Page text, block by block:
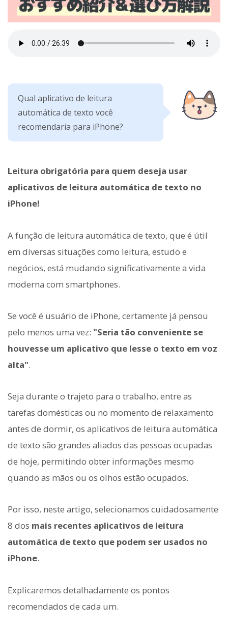
Qual aplicativo de leitura
automática de texto você
recomendaria para iPhone?
Leitura obrigatória para quem deseja usar
aplicativos de leitura automática de texto no
iPhone!
A função de leitura automática de texto, que é útil
em diversas situações como leitura, estudo e
negócios, está mudando significativamente a vida
moderna com smartphones.
Se você é usuário de iPhone, certamente já pensou
pelo menos uma vez: "Seria tão conveniente se
houvesse um aplicativo que lesse o texto em voz
alta".
Seja durante o trajeto para o trabalho, entre as
tarefas domésticas ou no momento de relaxamento
antes de dormir, os aplicativos de leitura automática
de texto são grandes aliados das pessoas ocupadas
de hoje, permitindo obter informações mesmo
quando as mãos ou os olhos estão ocupados.
Por isso, neste artigo, selecionamos cuidadosamente
8 dos mais recentes aplicativos de leitura
automática de texto que podem ser usados no
iPhone.
Explicaremos detalhadamente os pontos
recomendados de cada um.